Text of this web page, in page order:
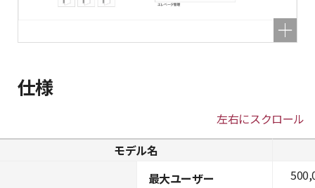
仕様
左右にスクロール
モデル名
最大ユーザー